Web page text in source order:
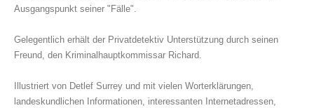
Ausgangspunkt seiner "Fälle".
Gelegentlich erhält der Privatdetektiv Unterstützung durch seinen
Freund, den Kriminalhauptkommissar Richard.
Illustriert von Detlef Surrey und mit vielen Worterklärungen,
landeskundlichen Informationen, interessanten Internetadressen,